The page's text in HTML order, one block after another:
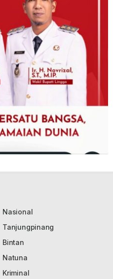
Nasional
Tanjungpinang
Bintan
Natuna
Kriminal